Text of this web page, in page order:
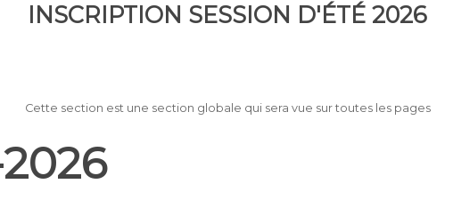
INSCRIPTION SESSION D'ÉTÉ 2026
Cette section est une section globale qui sera vue sur toutes les pages